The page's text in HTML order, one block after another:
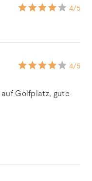
4/5
4/5
Golfplatz, gute